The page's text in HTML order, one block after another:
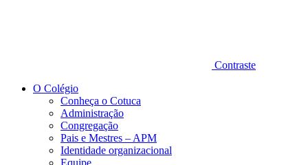
Contraste
O Colégio
Conheça o Cotuca
Administração
Congregação
Pais e Mestres – APM
Identidade organizacional
Equipe